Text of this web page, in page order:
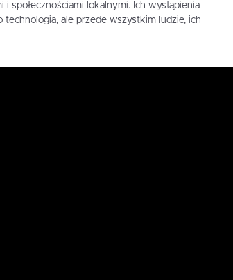
społecznościami lokalnymi. Ich wystąpienia
ale przede wszystkim ludzie, ich